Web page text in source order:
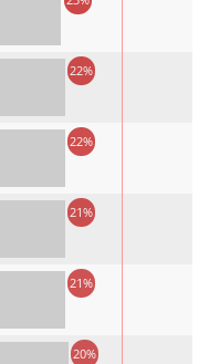
22%
22%
21%
21%
20%